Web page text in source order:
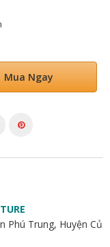
Mua Ngay
Phú Trung, Huyện Củ